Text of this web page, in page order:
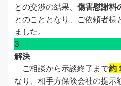
との交渉の結果、 傷害慰謝料
とのこととなり、ご依頼者様
ました。
3
解決
ご相談から示談終了まで約
なり、相手方保険会社の提示